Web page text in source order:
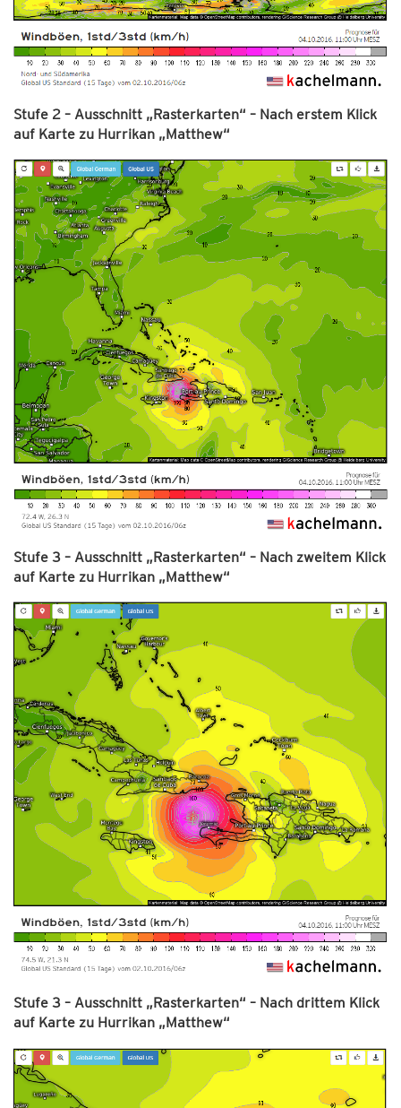
Stufe 2 – Ausschnitt „Rasterkarten“ – Nach erstem Klick
auf Karte zu Hurrikan „Matthew“
Stufe 3 – Ausschnitt „Rasterkarten“ – Nach zweitem Klick
auf Karte zu Hurrikan „Matthew“
Stufe 3 – Ausschnitt „Rasterkarten“ – Nach drittem Klick
auf Karte zu Hurrikan „Matthew“